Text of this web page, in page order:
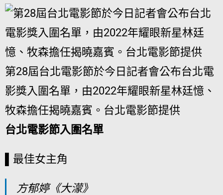
第28屆台北電影節於今日記者會公布台北電
影獎入圍名單，由2022年耀眼新星林廷憶、
牧森擔任揭曉嘉賓。台北電影節提供
台北電影節入圍名單
▌最佳女主角
方郁婷《大濛》